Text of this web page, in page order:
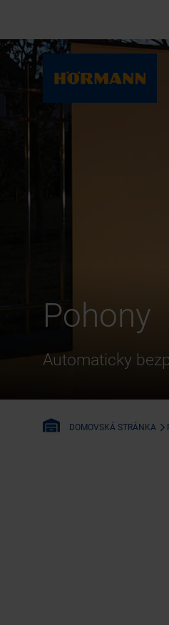
Pohony
Automaticky
DOMOVSKÁ STRÁNKA